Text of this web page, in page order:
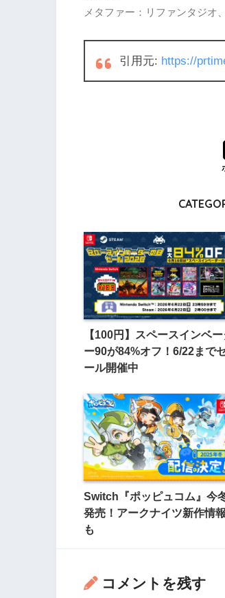
メタファー：リファンタジオ
引用元: https://
【100円】スペースインベ
ー90が84%オフ！6/22まで
ール開催中
Switch『ポッピュコム』今
発売！アークナイツ新作情報
も
コメントを残す